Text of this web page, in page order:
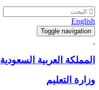
English
Toggle navigation
المملكة العربية السعودية
وزارة التعليم